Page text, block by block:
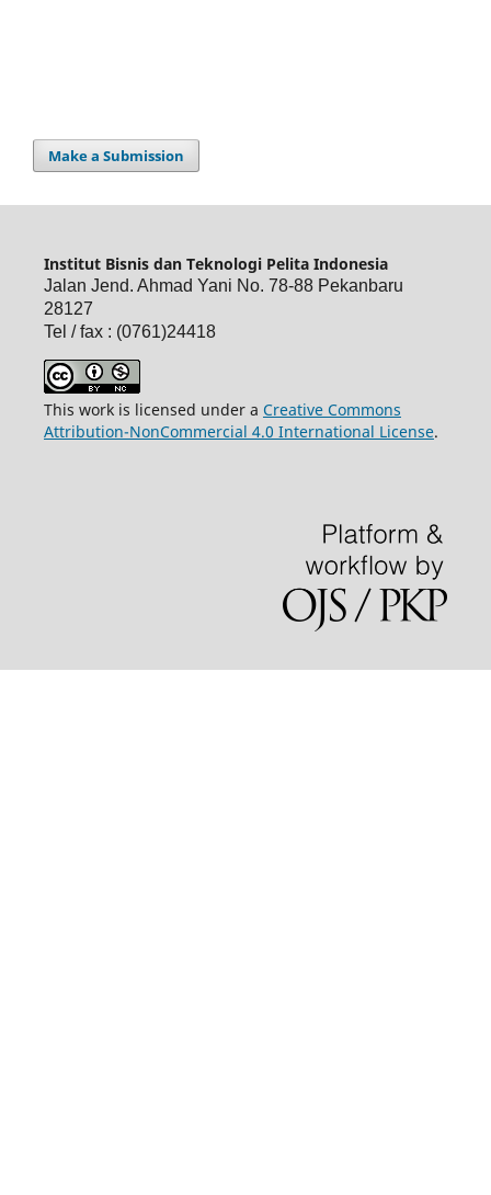
Make a Submission
Institut Bisnis dan Teknologi Pelita Indonesia
Jalan Jend. Ahmad Yani No. 78-88 Pekanbaru
28127
Tel / fax : (0761)24418
This work is licensed under a Creative Commons
Attribution-NonCommercial 4.0 International License.